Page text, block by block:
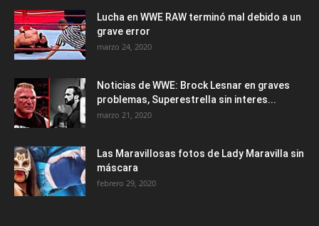
Lucha en WWE RAW terminó mal debido a un
grave error
marzo 24, 2020
Noticias de WWE: Brock Lesnar en graves
problemas, Superestrella sin interes...
marzo 21, 2020
Las Maravillosas fotos de Lady Maravilla sin
máscara
febrero 29, 2020